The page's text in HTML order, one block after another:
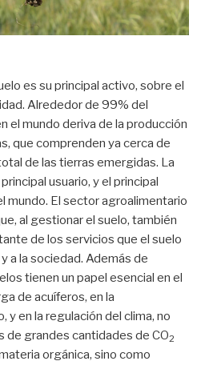
es su principal activo, sobre el
Alrededor de 99% del
el mundo deriva de la producción
que comprenden ya cerca de
de las tierras emergidas. La
usuario, y el principal
mundo. El sector agroalimentario
al gestionar el suelo, también
de los servicios que el suelo
a la sociedad. Además de
tienen un papel esencial en el
de acuíferos, en la
y en la regulación del clima, no
grandes cantidades de CO2
orgánica, sino como